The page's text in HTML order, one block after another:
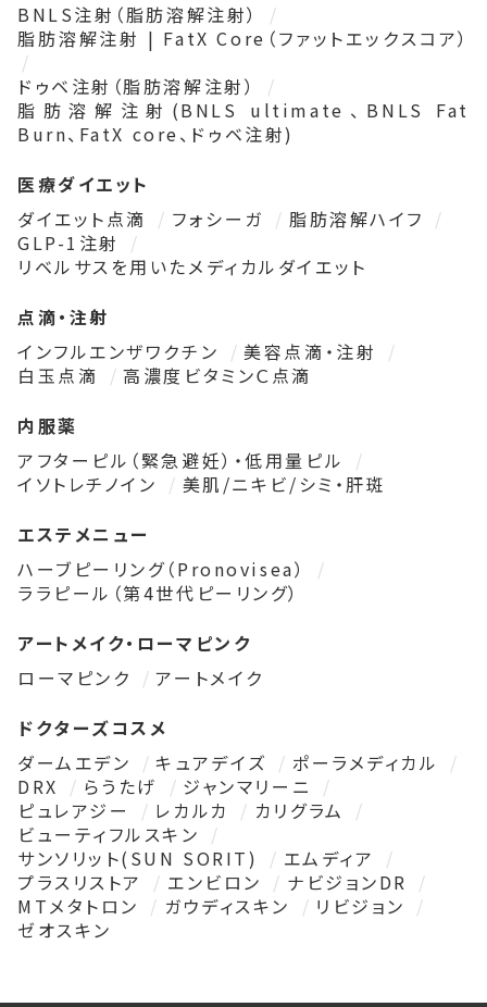
BNLS注射（脂肪溶解注射）
脂肪溶解注射 | FatX Core（ファットエックスコア）
ドゥベ注射（脂肪溶解注射）
脂肪溶解注射(BNLS ultimate、BNLS Fat
Burn、FatX core、ドゥベ注射)
医療ダイエット
ダイエット点滴
フォシーガ
脂肪溶解ハイフ
GLP-1注射
リベルサスを用いたメディカルダイエット
点滴・注射
インフルエンザワクチン
美容点滴・注射
白玉点滴
高濃度ビタミンＣ点滴
内服薬
アフターピル（緊急避妊）・低用量ピル
イソトレチノイン
美肌/ニキビ/シミ・肝斑
エステメニュー
ハーブピーリング（Pronovisea）
ララピール（第4世代ピーリング）
アートメイク・ローマピンク
ローマピンク
アートメイク
ドクターズコスメ
ダームエデン
キュアデイズ
ポーラメディカル
DRX
らうたげ
ジャンマリーニ
ピュレアジー
レカルカ
カリグラム
ビューティフルスキン
サンソリット(SUN SORIT)
エムディア
プラスリストア
エンビロン
ナビジョンDR
MTメタトロン
ガウディスキン
リビジョン
ゼオスキン